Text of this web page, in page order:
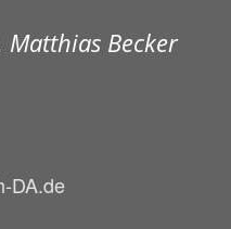
Becker
DA.de